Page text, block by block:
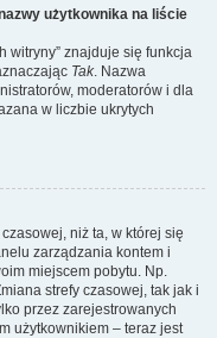
użytkownika na liście
witryny” znajduje się funkcja
Tak. Nazwa
moderatorów i dla
w liczbie ukrytych
niż ta, w której się
zarządzania kontem i
miejscem pobytu. Np.
strefy czasowej, tak jak i
przez zarejestrowanych
użytkownikiem – teraz jest